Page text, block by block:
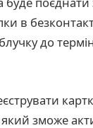
буде поєднати
в
до
зможе